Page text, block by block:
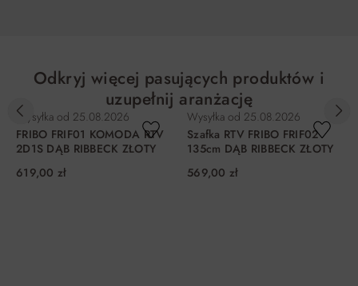
Odkryj więcej pasujących produktów i
uzupełnij aranżację
Wysyłka od 25.08.2026
FRIBO FRIF01 KOMODA RTV
2D1S DĄB RIBBECK ZŁOTY
619,00 zł
Wysyłka od 25.08.2026
Szafka RTV FRIBO FRIF02
135cm DĄB RIBBECK ZŁOTY
569,00 zł